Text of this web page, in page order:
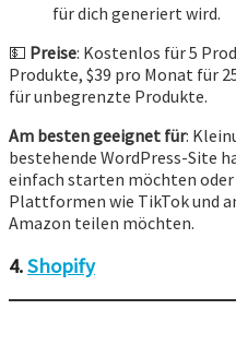
für dich generiert wird.
💵 Preise: Kostenlos für 5
Produkte, $39 pro Monat für
für unbegrenzte Produkte.
Am besten geeignet für:
bestehende WordPress-Site
einfach starten möchten
Plattformen wie TikTok und
Amazon teilen möchten.
4.Shopify